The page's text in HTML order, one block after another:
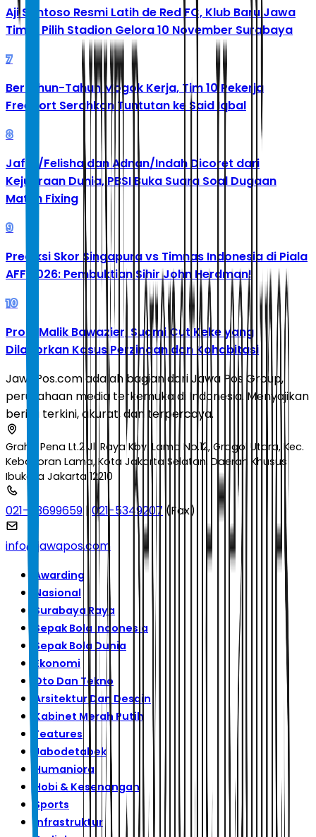
Aji Santoso Resmi Latih de Red FC, Klub Baru Jawa
Timur Pilih Stadion Gelora 10 November Surabaya
7
Bertahun-Tahun Mogok Kerja, Tim 10 Pekerja
Freeport Serahkan Tuntutan ke Said Iqbal
8
Jafar/Felisha dan Adnan/Indah Dicoret dari
Kejuaraan Dunia, PBSI Buka Suara Soal Dugaan
Match Fixing
9
Prediksi Skor Singapura vs Timnas Indonesia di Piala
AFF 2026: Pembuktian Sihir John Herdman!
10
Profil Malik Bawazier, Suami Cut Keke yang
Dilaporkan Kasus Perzinaan dan Kohabitasi
JawaPos.com adalah bagian dari Jawa Pos Group,
perusahaan media terkemuka di Indonesia. Menyajikan
berita terkini, akurat, dan terpercaya.
Graha Pena Lt.2 Jl. Raya Kby. Lama No.12, Grogol Utara, Kec.
Kebayoran Lama, Kota Jakarta Selatan, Daerah Khusus
Ibukota Jakarta 12210
021-53699659 | 021-5349207 (Fax)
info@jawapos.com
Awarding
Nasional
Surabaya Raya
Sepak Bola Indonesia
Sepak Bola Dunia
Ekonomi
Oto Dan Tekno
Arsitektur Dan Desain
Kabinet Merah Putih
Features
Jabodetabek
Humaniora
Hobi & Kesenangan
Sports
Infrastruktur